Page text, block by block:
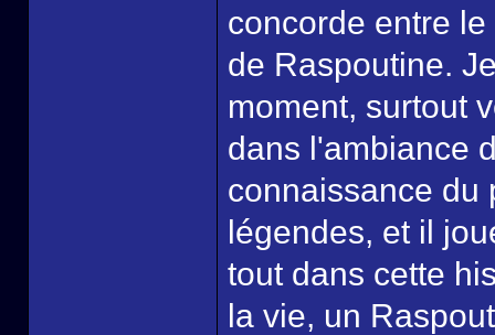
concorde entre
de Raspoutine.
moment, surtout
dans l'ambiance
connaissance du
légendes, et il
tout dans cette
la vie, un